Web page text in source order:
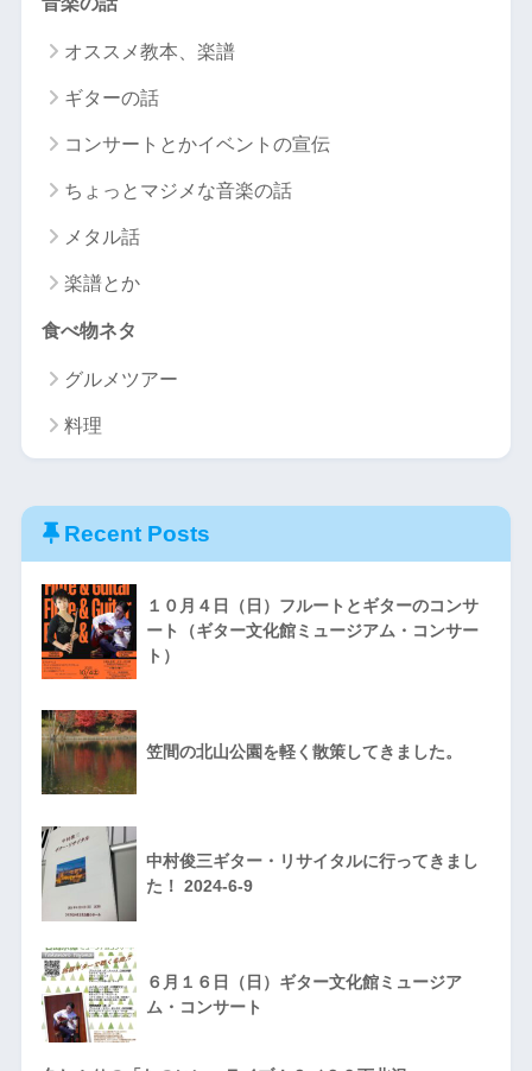
オススメ教本、楽譜
ギターの話
コンサートとかイベントの宣伝
ちょっとマジメな音楽の話
メタル話
楽譜とか
食べ物ネタ
グルメツアー
料理
Recent Posts
１０月４日（日）フルートとギターのコンサ
ート（ギター文化館ミュージアム・コンサー
ト）
笠間の北山公園を軽く散策してきました。
中村俊三ギター・リサイタルに行ってきまし
た！ 2024-6-9
６月１６日（日）ギター文化館ミュージア
ム・コンサート